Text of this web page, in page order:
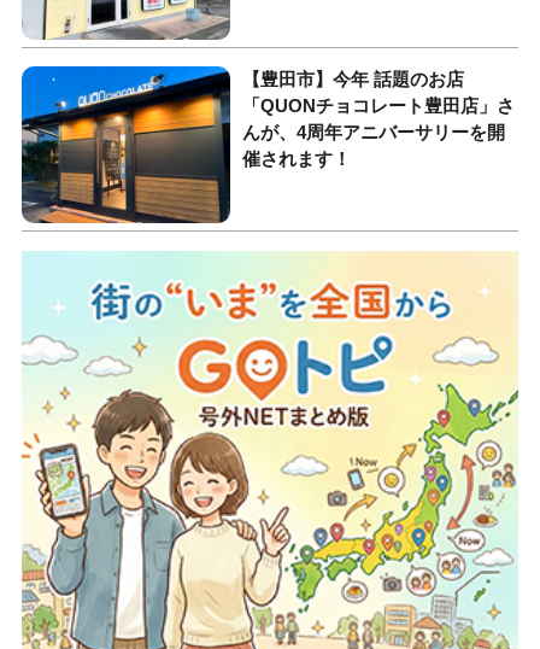
【豊田市】今年 話題のお店
「QUONチョコレート豊田店」さ
んが、4周年アニバーサリーを開
催されます！